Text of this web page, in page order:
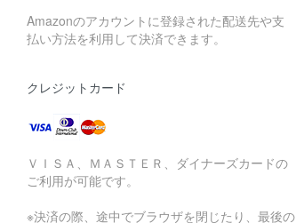
Amazonのアカウントに登録された配送先や支
払い方法を利用して決済できます。
クレジットカード
ＶＩＳＡ、ＭＡＳＴＥＲ、ダイナーズカードの
ご利用が可能です。
※決済の際、途中でブラウザを閉じたり、最後の